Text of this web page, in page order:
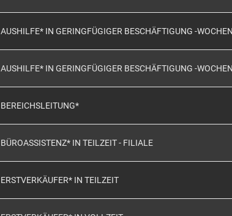
AUSHILFE* IN GERINGFÜGIGER BESCHÄFTIGUNG -
AUSHILFE* IN GERINGFÜGIGER BESCHÄFTIGUNG -
BEREICHSLEITUNG*
BÜROASSISTENZ* IN TEILZEIT - FILIALE
ERSTVERKÄUFER* IN TEILZEIT